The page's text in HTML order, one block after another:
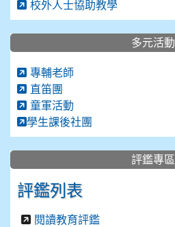
校外人士協助教學
多元活動
專輔老師
直笛團
童軍活動
學生課後社團
評鑑專區
評鑑列表
閱讀教育評鑑